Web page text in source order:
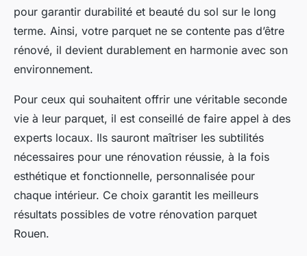
pour garantir durabilité et beauté du sol sur le long
terme. Ainsi, votre parquet ne se contente pas d’être
rénové, il devient durablement en harmonie avec son
environnement.
Pour ceux qui souhaitent offrir une véritable seconde
vie à leur parquet, il est conseillé de faire appel à des
experts locaux. Ils sauront maîtriser les subtilités
nécessaires pour une rénovation réussie, à la fois
esthétique et fonctionnelle, personnalisée pour
chaque intérieur. Ce choix garantit les meilleurs
résultats possibles de votre rénovation parquet
Rouen.